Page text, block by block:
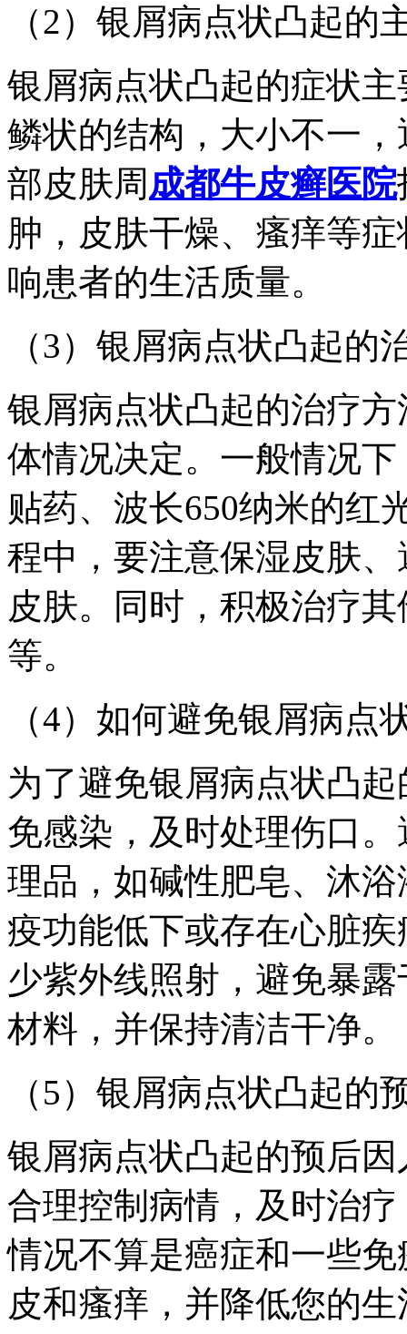
（2）银屑病点状凸起的
银屑病点状凸起的症状
鳞状的结构，大小不一
部皮肤周成都牛皮癣医院
肿，皮肤干燥、瘙痒等
响患者的生活质量。
（3）银屑病点状凸起的
银屑病点状凸起的治疗
体情况决定。一般情况
贴药、波长650纳米的红
程中，要注意保湿皮肤
皮肤。同时，积极治疗
等。
（4）如何避免银屑病点
为了避免银屑病点状凸
免感染，及时处理伤口
理品，如碱性肥皂、沐
疫功能低下或存在心脏
少紫外线照射，避免暴
材料，并保持清洁干净。
（5）银屑病点状凸起的
银屑病点状凸起的预后
合理控制病情，及时治
情况不算是癌症和一些
皮和瘙痒，并降低您的